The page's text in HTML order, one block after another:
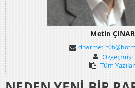
Metin ÇINAR
Özgeçmişi
Tüm